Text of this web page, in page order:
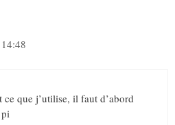
ce que j’utilise, il faut d’abord